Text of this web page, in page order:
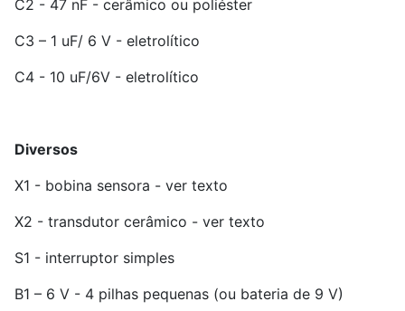
C2 - 47 nF - cerâmico ou poliéster
C3 – 1 uF/ 6 V - eletrolítico
C4 - 10 uF/6V - eletrolítico
Diversos
X1 - bobina sensora - ver texto
X2 - transdutor cerâmico - ver texto
S1 - interruptor simples
B1 – 6 V - 4 pilhas pequenas (ou bateria de 9 V)